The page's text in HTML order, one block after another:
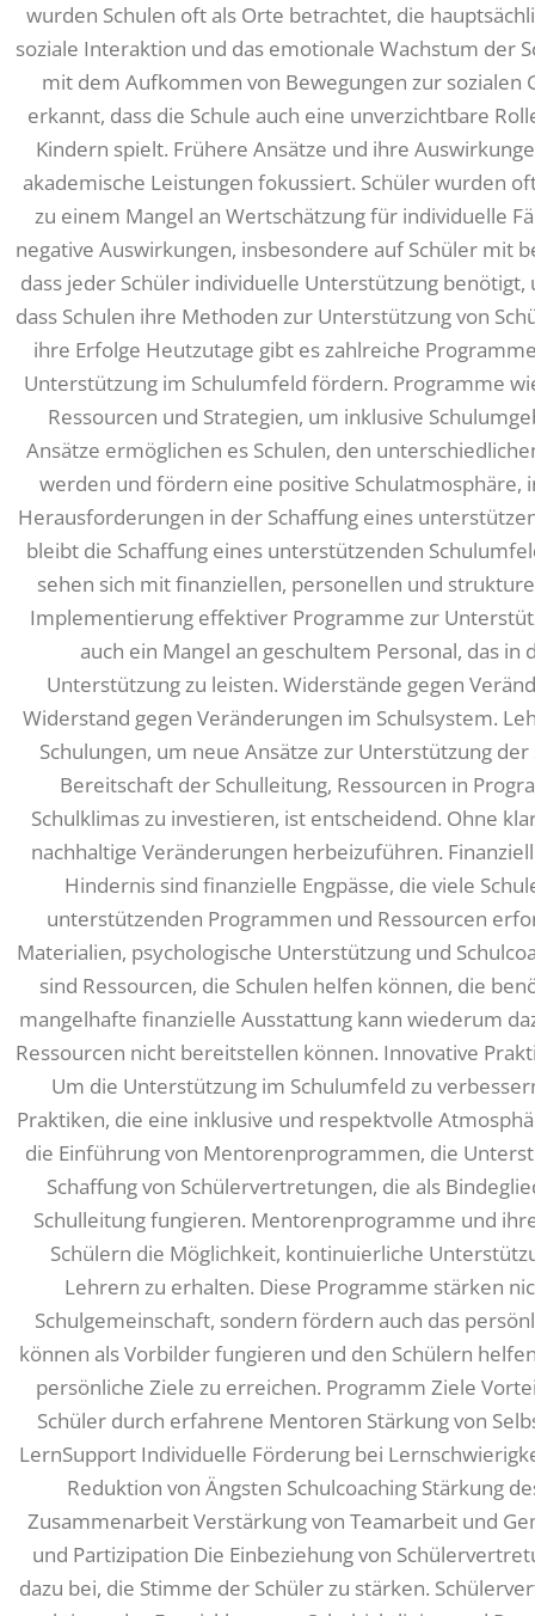
wurden Schulen oft als Orte betrachtet, die
soziale Interaktion und das emotionale Wachstum der
mit dem Aufkommen von Bewegungen zur
erkannt, dass die Schule auch eine unverzichtbare
Kindern spielt. Frühere Ansätze und ihre
akademische Leistungen fokussiert. Schüler wurden
zu einem Mangel an Wertschätzung für individuelle
negative Auswirkungen, insbesondere auf Schüler mit
dass jeder Schüler individuelle Unterstützung
dass Schulen ihre Methoden zur Unterstützung von
ihre Erfolge Heutzutage gibt es zahlreiche
Unterstützung im Schulumfeld fördern. Programme
Ressourcen und Strategien, um inklusive
Ansätze ermöglichen es Schulen, den
werden und fördern eine positive Schulatmosphäre,
Herausforderungen in der Schaffung eines
bleibt die Schaffung eines unterstützenden
sehen sich mit finanziellen, personellen und
Implementierung effektiver Programme zur
auch ein Mangel an geschultem Personal, das
Unterstützung zu leisten. Widerstände gegen
Widerstand gegen Veränderungen im Schulsystem.
Schulungen, um neue Ansätze zur Unterstützung
Bereitschaft der Schulleitung, Ressourcen in
Schulklimas zu investieren, ist entscheidend. Ohne
nachhaltige Veränderungen herbeizuführen.
Hindernis sind finanzielle Engpässe, die viele
unterstützenden Programmen und Ressourcen
Materialien, psychologische Unterstützung und
sind Ressourcen, die Schulen helfen können, die
mangelhafte finanzielle Ausstattung kann wiederum
Ressourcen nicht bereitstellen können. Innovative
Um die Unterstützung im Schulumfeld zu
Praktiken, die eine inklusive und respektvolle
die Einführung von Mentorenprogrammen, die
Schaffung von Schülervertretungen, die als
Schulleitung fungieren. Mentorenprogramme und
Schülern die Möglichkeit, kontinuierliche
Lehrern zu erhalten. Diese Programme stärken
Schulgemeinschaft, sondern fördern auch das
können als Vorbilder fungieren und den Schülern
persönliche Ziele zu erreichen. Programm Ziele
Schüler durch erfahrene Mentoren Stärkung von
LernSupport Individuelle Förderung bei
Reduktion von Ängsten Schulcoaching Stärkung
Zusammenarbeit Verstärkung von Teamarbeit und
und Partizipation Die Einbeziehung von
dazu bei, die Stimme der Schüler zu stärken.